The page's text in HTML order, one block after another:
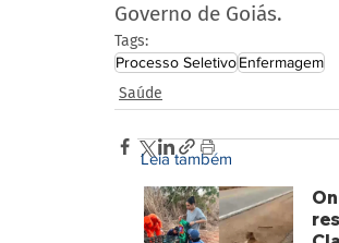
Governo de Goiás.
Tags:
Processo SeletivoEnfermagem
Saúde
Leia também